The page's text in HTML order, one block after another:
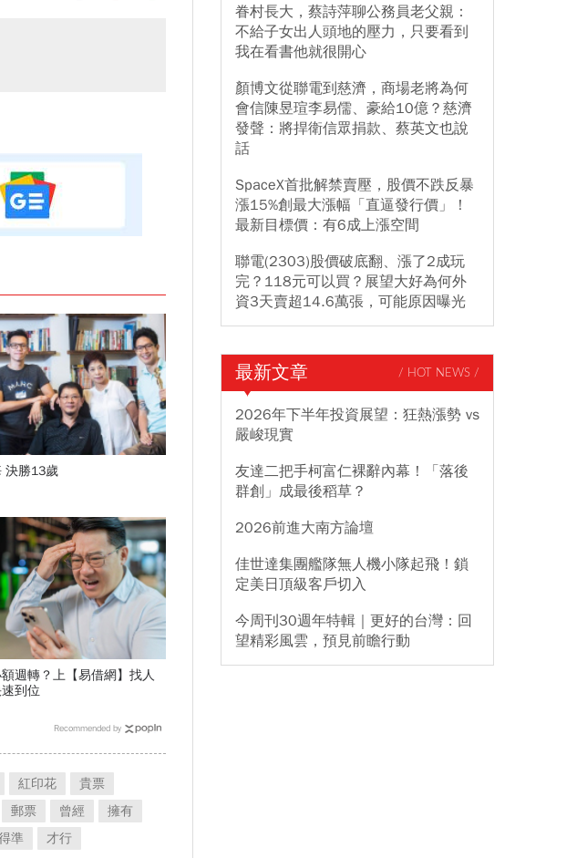
決勝13歲
週轉？上【易借網】找人
到位
Recommended by
紅印花
貴票
郵票 曾經
擁有
準 才行
眷村長大，蔡詩萍聊公務員老父親：
不給子女出人頭地的壓力，只要看到
我在看書他就很開心
顏博文從聯電到慈濟，商場老將為何
會信陳昱瑄李易儒、豪給10億？慈濟
發聲：將捍衛信眾捐款、蔡英文也說
話
SpaceX首批解禁賣壓，股價不跌反暴
漲15%創最大漲幅「直逼發行價」！
最新目標價：有6成上漲空間
聯電(2303)股價破底翻、漲了2成玩
完？118元可以買？展望大好為何外
資3天賣超14.6萬張，可能原因曝光
最新文章 / HOT NEWS /
2026年下半年投資展望：狂熱漲勢 vs
嚴峻現實
友達二把手柯富仁裸辭內幕！「落後
群創」成最後稻草？
2026前進大南方論壇
佳世達集團艦隊無人機小隊起飛！鎖
定美日頂級客戶切入
今周刊30週年特輯｜更好的台灣：回
望精彩風雲，預見前瞻行動